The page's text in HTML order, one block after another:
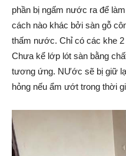
phần bị ngấm nước ra để
cách nào khác bởi sàn gỗ
thấm nước. Chỉ có các khe
Chưa kể lớp lót sàn bằng
tương ứng. NƯớc sẽ bị giữ
hỏng nếu ẩm ướt trong thời